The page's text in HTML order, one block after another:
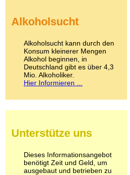
Kokain
LSD
Marihuana
Medikamente
Meskalin
Metamphetamin
Methadon
Pilze
Psychopharmaka
Schlafmittel
Schmerzmittel
Alkoholsucht
Alkoholsucht kann durch den
Konsum kleinerer Mengen
Alkohol beginnen, in
Deutschland gibt es über 4,3
Mio. Alkoholiker.
Hier Informieren ...
Unterstütze uns
Dieses Informationsangebot
benötigt Zeit und Geld, um
ausgebaut und betrieben zu